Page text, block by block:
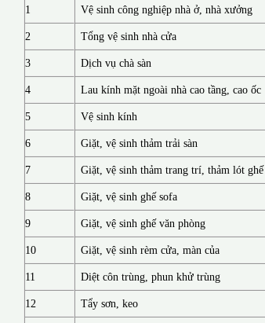
1 Vệ sinh công nghiệp nhà ở, nhà xưởng
2 Tổng vệ sinh nhà cửa
3 Dịch vụ chà sàn
4 Lau kính mặt ngoài nhà cao tầng, cao ốc
5 Vệ sinh kính
6 Giặt, vệ sinh thảm trải sàn
7 Giặt, vệ sinh thảm trang trí, thảm lót ghế
8 Giặt, vệ sinh ghế sofa
9 Giặt, vệ sinh ghế văn phòng
10 Giặt, vệ sinh rèm cửa, màn của
11 Diệt côn trùng, phun khử trùng
12 Tẩy sơn, keo